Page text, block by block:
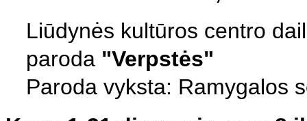
Liūdynės kultūros centro
paroda "Verpstės"
Paroda vyksta: Ramygalos